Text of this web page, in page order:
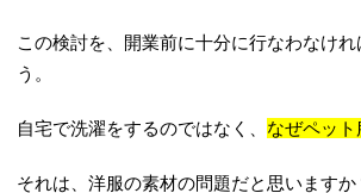
この検討を、開業前に十分に行なわなけ
う。
自宅で洗濯をするのではなく、 なぜペッ
それは、洋服の素材の問題だと思いますか